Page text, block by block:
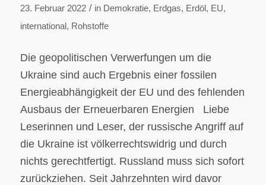
23. Februar 2022 / in Demokratie, Erdgas, Erdöl , EU,
international, Rohstoffe
Die geopolitischen Verwerfungen um die
Ukraine sind auch Ergebnis einer fossilen
Energieabhängigkeit der EU und des fehlenden
Ausbaus der Erneuerbaren Energien Liebe
Leserinnen und Leser, der russische Angriff auf
die Ukraine ist völkerrechtswidrig und durch
nichts gerechtfertigt. Russland muss sich sofort
zurückziehen. Seit Jahrzehnten wird davor